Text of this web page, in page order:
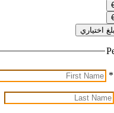
اختياري
*